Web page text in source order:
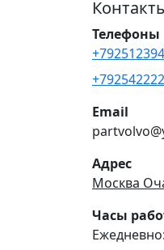
Телефоны
Email
Адрес
Москва
Часы